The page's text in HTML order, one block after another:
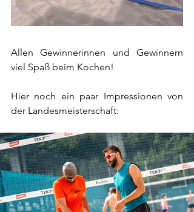
Allen Gewinnerinnen und Gewinnern
viel Spaß beim Kochen!
Hier noch ein paar Impressionen von
der Landesmeisterschaft: